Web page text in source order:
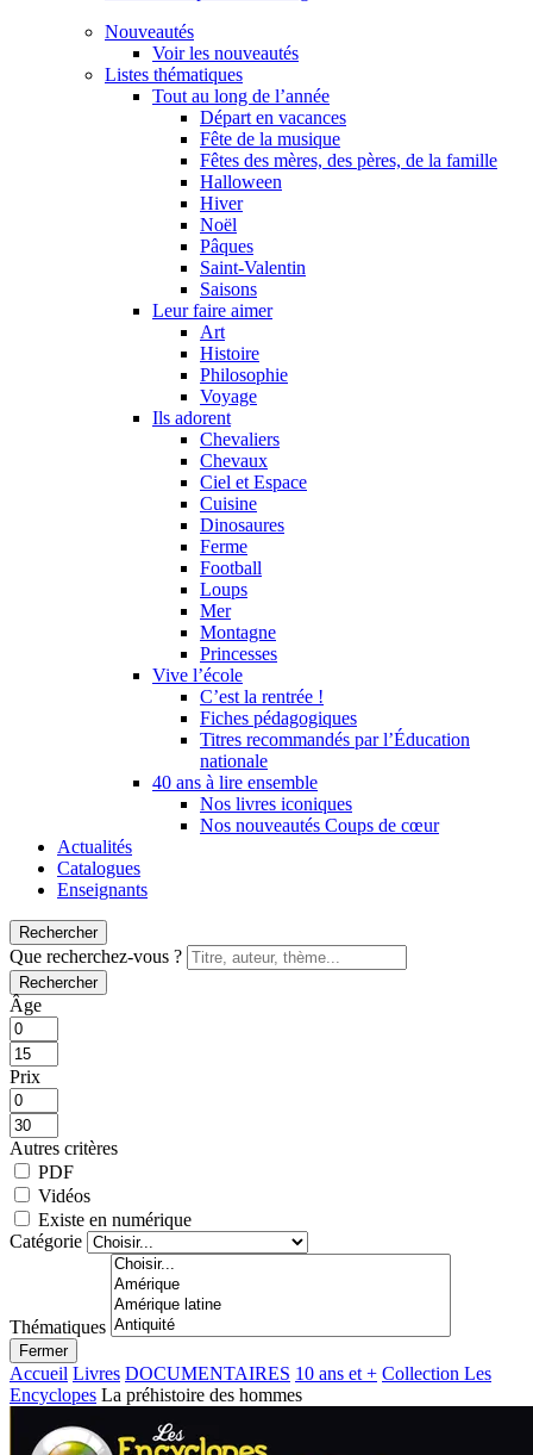
Nouveautés
Voir les nouveautés
Listes thématiques
Tout au long de l’année
Départ en vacances
Fête de la musique
Fêtes des mères, des pères, de la famille
Halloween
Hiver
Noël
Pâques
Saint-Valentin
Saisons
Leur faire aimer
Art
Histoire
Philosophie
Voyage
Ils adorent
Chevaliers
Chevaux
Ciel et Espace
Cuisine
Dinosaures
Ferme
Football
Loups
Mer
Montagne
Princesses
Vive l’école
C’est la rentrée !
Fiches pédagogiques
Titres recommandés par l’Éducation
nationale
40 ans à lire ensemble
Nos livres iconiques
Nos nouveautés Coups de cœur
Actualités
Catalogues
Enseignants
Rechercher
Que recherchez-vous ?
Rechercher
Âge
Prix
Autres critères
PDF
Vidéos
Existe en numérique
Catégorie
Thématiques
Fermer
Accueil Livres DOCUMENTAIRES 10 ans et + Collection Les
Encyclopes La préhistoire des hommes